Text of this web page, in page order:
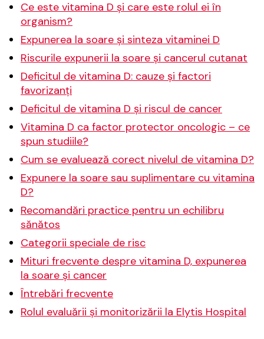
Ce este vitamina D și care este rolul ei în
organism?
Expunerea la soare și sinteza vitaminei D
Riscurile expunerii la soare și cancerul cutanat
Deficitul de vitamina D: cauze și factori
favorizanți
Deficitul de vitamina D și riscul de cancer
Vitamina D ca factor protector oncologic – ce
spun studiile?
Cum se evaluează corect nivelul de vitamina D?
Expunere la soare sau suplimentare cu vitamina
D?
Recomandări practice pentru un echilibru
sănătos
Categorii speciale de risc
Mituri frecvente despre vitamina D, expunerea
la soare și cancer
Întrebări frecvente
Rolul evaluării și monitorizării la Elytis Hospital